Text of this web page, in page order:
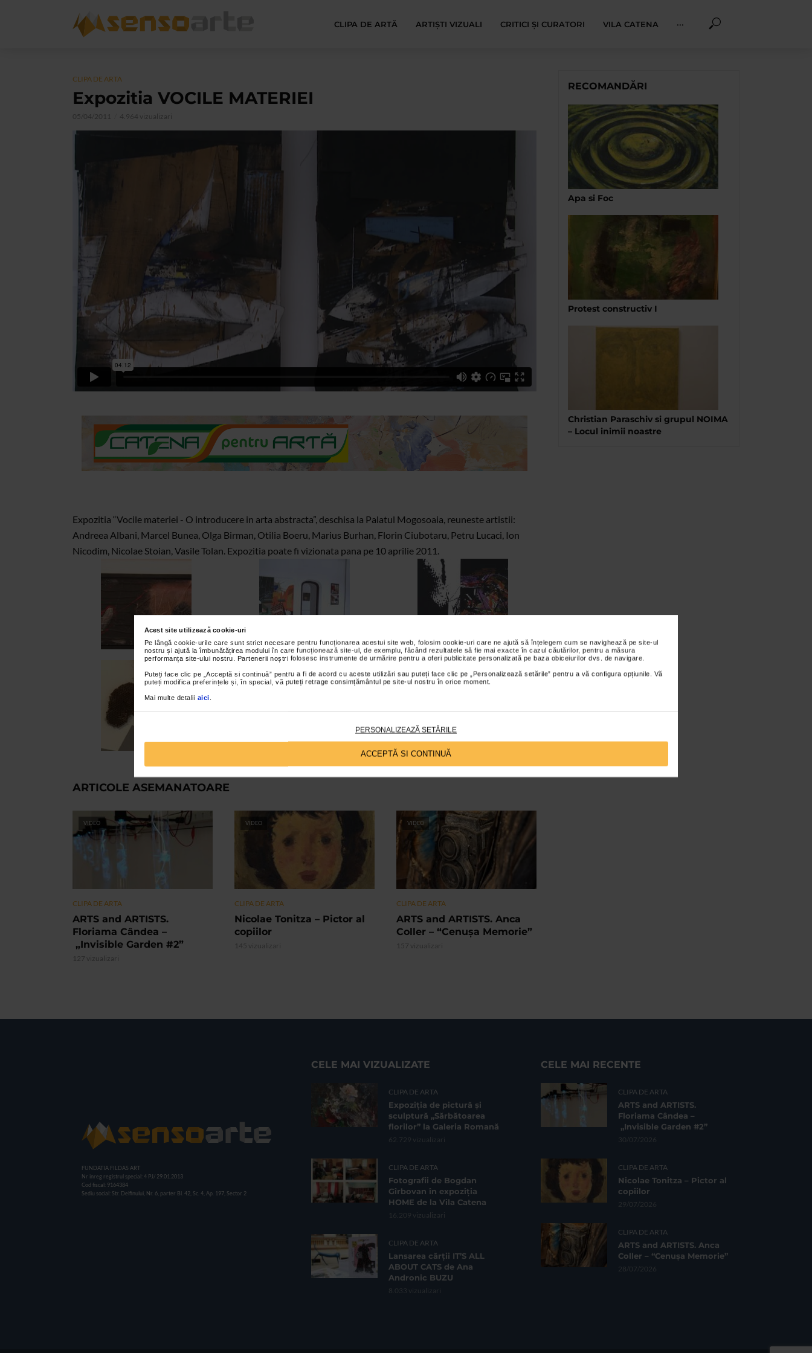
Acest site utilizează cookie-uri
Pe lângă cookie-urile care sunt strict necesare pentru funcționarea acestui site web, folosim cookie-uri care ne ajută să înțelegem cum se navighează pe site-ul
nostru și ajută la îmbunătățirea modului în care funcționează site-ul, de exemplu, făcând rezultatele să fie mai exacte în cazul căutărilor, pentru a măsura
performanța site-ului nostru. Partenerii noștri folosesc instrumente de urmărire pentru a oferi publicitate personalizată pe baza obiceiurilor dvs. de navigare.
Puteți face clic pe „Acceptă si continuă” pentru a fi de acord cu aceste utilizări sau puteți face clic pe „Personalizează setările” pentru a vă configura opțiunile. Vă
puteți modifica preferințele și, în special, vă puteți retrage consimțământul pe site-ul nostru în orice moment.
Mai multe detalii aici
PERSONALIZEAZĂ SETĂRILE
ACCEPTĂ SI CONTINUĂ
CLIPA DE ARTĂ ARTIȘTI VIZUALI CRITICI ȘI CURATORI VILA CATENA ···
CLIPA DE ARTA
Expozitia VOCILE MATERIEI
05/04/2011 4.964 vizualizari
Expozitia “Vocile materiei - O introducere in arta abstracta”, deschisa la Palatul Mogosoaia, reuneste artistii:
Andreea Albani, Marcel Bunea, Olga Birman, Otilia Boeru, Marius Burhan, Florin Ciubotaru, Petru Lucaci, Ion
Nicodim, Nicolae Stoian, Vasile Tolan. Expozitia poate fi vizionata pana pe 10 aprilie 2011.
ARTICOLE ASEMANATOARE
VIDEO
CLIPA DE ARTA
ARTS and ARTISTS.
Floriama Cândea –
„Invisible Garden #2”
127 vizualizari
VIDEO
CLIPA DE ARTA
Nicolae Tonitza – Pictor al
copiilor
145 vizualizari
VIDEO
CLIPA DE ARTA
ARTS and ARTISTS. Anca
Coller – “Cenușa Memorie”
157 vizualizari
RECOMANDĂRI
Apa si Foc
Protest constructiv I
Christian Paraschiv si grupul NOIMA
– Locul inimii noastre
FUNDATIA FILDAS ART
Nr inreg registrul special: 4 PJ/ 29.01.2013
Cod fiscal: 9164384
Sediu social: Str. Delfinului, Nr. 6, parter Bl. 42, Sc. 4, Ap. 197, Sector 2
CELE MAI VIZUALIZATE
CLIPA DE ARTA
Expoziția de pictură și
sculptură „Sărbătoarea
florilor” la Galeria Romană
62.729 vizualizari
CLIPA DE ARTA
Fotografii de Bogdan
Gîrbovan în expoziția
HOME de la Vila Catena
16.209 vizualizari
CLIPA DE ARTA
Lansarea cărții IT’S ALL
ABOUT CATS de Ana
Andronic BUZU
8.033 vizualizari
CELE MAI RECENTE
CLIPA DE ARTA
ARTS and ARTISTS.
Floriama Cândea –
„Invisible Garden #2”
30/07/2026
CLIPA DE ARTA
Nicolae Tonitza – Pictor al
copiilor
29/07/2026
CLIPA DE ARTA
ARTS and ARTISTS. Anca
Coller – “Cenușa Memorie”
28/07/2026